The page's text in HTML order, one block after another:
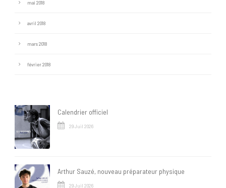
mai 2018
avril 2018
mars 2018
février 2018
Calendrier officiel
29 Juil 2026
Arthur Sauzé, nouveau préparateur physique
29 Juil 2026